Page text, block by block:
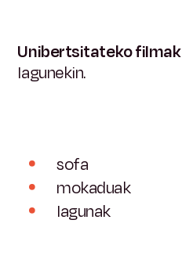
Unibertsitateko filmak
lagunekin.
sofa
mokaduak
lagunak